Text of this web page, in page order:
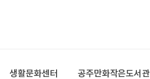
생활문화센터 공주만화작은도서관